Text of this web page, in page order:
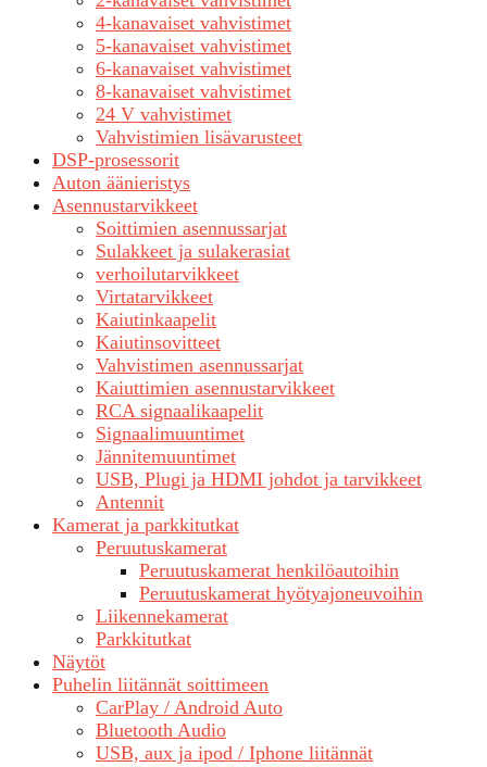
4-kanavaiset vahvistimet
5-kanavaiset vahvistimet
6-kanavaiset vahvistimet
8-kanavaiset vahvistimet
24 V vahvistimet
Vahvistimien lisävarusteet
DSP-prosessorit
Auton äänieristys
Asennustarvikkeet
Soittimien asennussarjat
Sulakkeet ja sulakerasiat
verhoilutarvikkeet
Virtatarvikkeet
Kaiutinkaapelit
Kaiutinsovitteet
Vahvistimen asennussarjat
Kaiuttimien asennustarvikkeet
RCA signaalikaapelit
Signaalimuuntimet
Jännitemuuntimet
USB, Plugi ja HDMI johdot ja tarvikkeet
Antennit
Kamerat ja parkkitutkat
Peruutuskamerat
Peruutuskamerat henkilöautoihin
Peruutuskamerat hyötyajoneuvoihin
Liikennekamerat
Parkkitutkat
Näytöt
Puhelin liitännät soittimeen
CarPlay / Android Auto
Bluetooth Audio
USB, aux ja ipod / Iphone liitännät